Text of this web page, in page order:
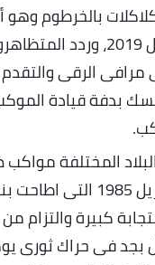
بالخرطوم وهو
والتغير اليوم الخميس
الرقى
بدفة قيادة
.
الرابعة والثلاثون
كبيرة
بجد فى حراك ثورى